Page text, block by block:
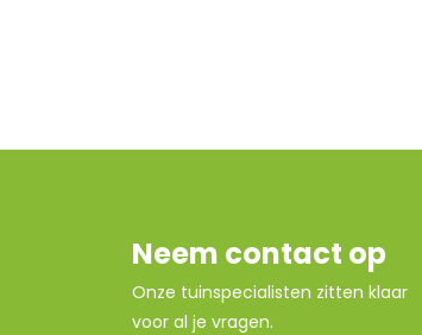
Neem contact op
Onze tuinspecialisten zitten klaar
voor al je vragen.